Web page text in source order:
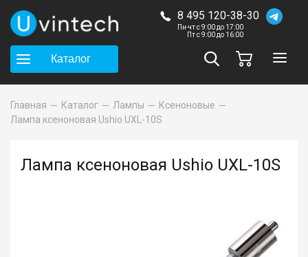
8 495 120-38-30
Пн-чт с 9:00 до 17:00
Пт с 9:00 до 16:00
Каталог
Главная Каталог Лампы
Ксеноновые
Лампа ксеноновая Ushio UXL-10S
Лампа ксеноновая Ushio UXL-10S